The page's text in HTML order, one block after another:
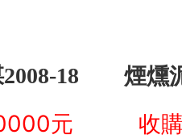
18
煙燻
元
收